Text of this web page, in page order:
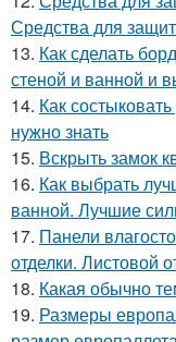
Средства для
13. Как сделать
стеной и ванной и
14. Как
нужно знать
15. Вскрыть замок
16. Как выбрать
ванной. Лучшие
17. Панели
отделки. Листовой
18. Какая обычно
19. Размеры